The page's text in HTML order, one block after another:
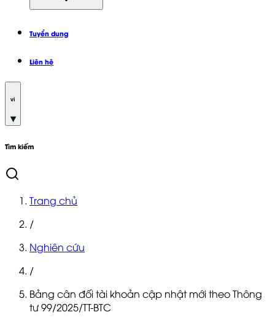
Tuyển dụng
Liên hệ
vi
Tìm kiếm
Trang chủ
/
Nghiên cứu
/
Bảng cân đối tài khoản cập nhật mới theo Thông
tư 99/2025/TT-BTC